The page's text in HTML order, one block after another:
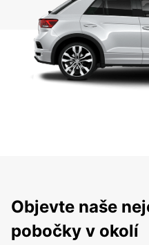
Objevte naše
pobočky v okolí